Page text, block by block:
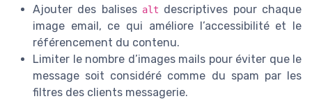
Ajouter des balises alt descriptives pour chaque
image email, ce qui améliore l’accessibilité et le
référencement du contenu.
Limiter le nombre d’images mails pour éviter que le
message soit considéré comme du spam par les
filtres des clients messagerie.